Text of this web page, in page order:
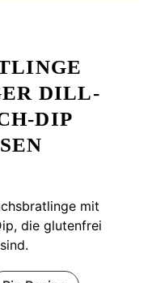
DILL-
DIP
mit
die glutenfrei